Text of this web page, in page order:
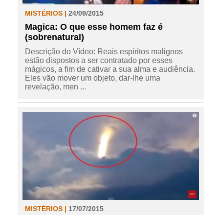
MISTÉRIOS | 24/09/2015
Magica: O que esse homem faz é
(sobrenatural)
Descrição do Vídeo: Reais espíritos malignos
estão dispostos a ser contratado por esses
mágicos, a fim de cativar a sua alma e audiência.
Eles vão mover um objeto, dar-lhe uma
revelação, men ...
MISTÉRIOS | 17/07/2015